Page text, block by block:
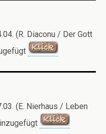
(R. Diaconu / Der Gott
(E. Nierhaus / Leben